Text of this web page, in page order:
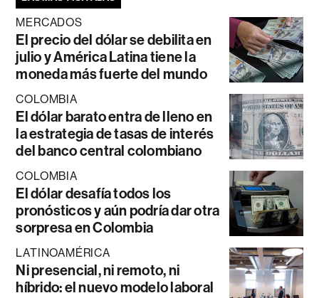
MERCADOS
El precio del dólar se debilita en
julio y América Latina tiene la
moneda más fuerte del mundo
COLOMBIA
El dólar barato entra de lleno en
la estrategia de tasas de interés
del banco central colombiano
COLOMBIA
El dólar desafía todos los
pronósticos y aún podría dar otra
sorpresa en Colombia
LATINOAMÉRICA
Ni presencial, ni remoto, ni
híbrido: el nuevo modelo laboral